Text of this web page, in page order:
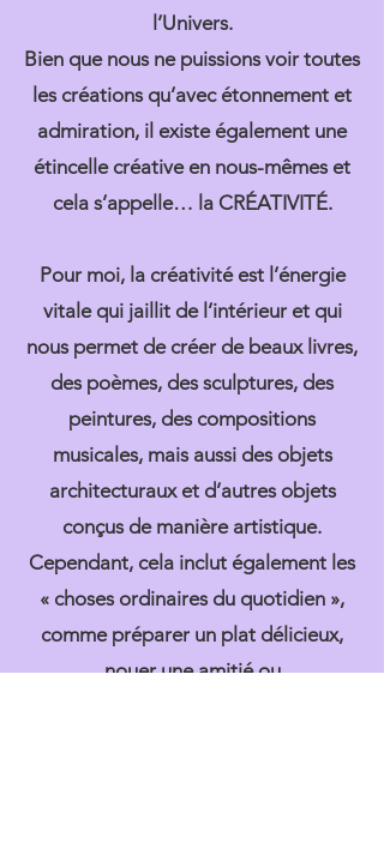
l’Univers.
Bien que nous ne puissions voir toutes
les créations qu’avec étonnement et
admiration, il existe également une
étincelle créative en nous-mêmes et
cela s’appelle… la CRÉATIVITÉ.
Pour moi, la créativité est l’énergie
vitale qui jaillit de l’intérieur et qui
nous permet de créer de beaux livres,
des poèmes, des sculptures, des
peintures, des compositions
musicales, mais aussi des objets
architecturaux et d’autres objets
conçus de manière artistique.
Cependant, cela inclut également les
« choses ordinaires du quotidien »,
comme préparer un plat délicieux,
nouer une amitié ou